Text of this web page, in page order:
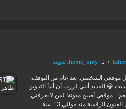
/
home_only
, تدوينة
موقعي الشخصي, بعد عام من التوقف,
😀 الجديد أنني قررت أن أبدأ التدوين
موقعي أصبح مدونة! لمن لا يعرفني,
إسمي أحمد طاهر,أعمل في مجال الفنون الرقمية منذ حوالي 13 سنة.